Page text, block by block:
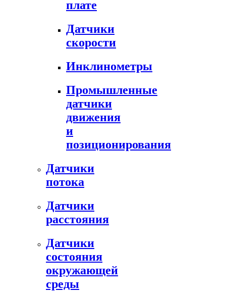
плате
Датчики
скорости
Инклинометры
Промышленные
датчики
движения
и
позиционирования
Датчики
потока
Датчики
расстояния
Датчики
состояния
окружающей
среды